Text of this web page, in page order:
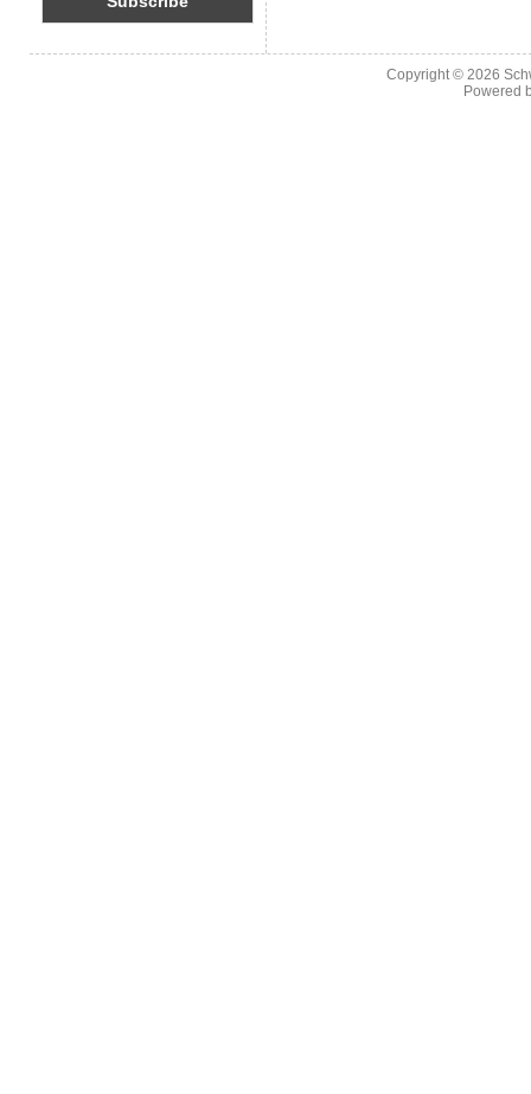
Copyright © 2026
Powered